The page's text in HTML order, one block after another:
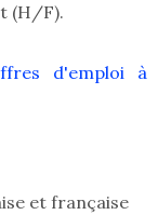
(H/F).
d'emploi à
et française